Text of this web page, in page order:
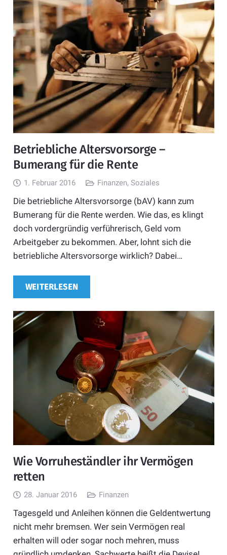
Betriebliche Altersvorsorge –
Bumerang für die Rente
1. Februar 2016 Finanzen,Soziales
Die betriebliche Altersvorsorge (bAV) kann zum
Bumerang für die Rente werden. Wie das, es klingt
doch vordergründig verführerisch, Geld vom
Arbeitgeber zu bekommen. Aber, lohnt sich die
betriebliche Altersvorsorge wirklich? Dabei…
WEITERLESEN
Wie Vorruheständler ihr Vermögen
retten
28. Januar 2016 Finanzen
Tagesgeld und Anleihen können die Geldentwertung
nicht mehr bremsen. Wer sein Vermögen real
erhalten will oder sogar noch mehren, muss